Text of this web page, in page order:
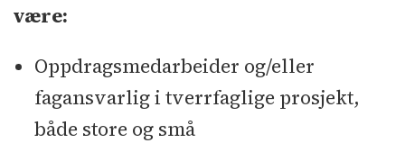
være:
Oppdragsmedarbeider og/eller
fagansvarlig i tverrfaglige prosjekt,
både store og små